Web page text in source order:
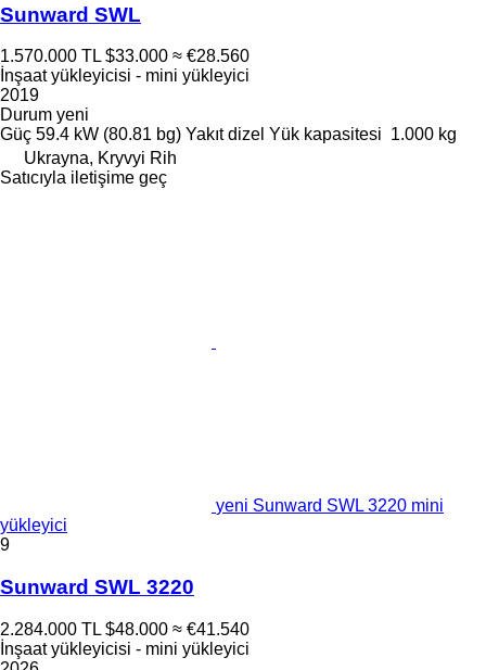
Sunward SWL
1.570.000 TL $33.000 ≈ €28.560
İnşaat yükleyicisi - mini yükleyici
2019
Durum yeni
Güç 59.4 kW (80.81 bg) Yakıt dizel Yük kapasitesi 1.000 kg
Ukrayna, Kryvyi Rih
Satıcıyla iletişime geç
yeni Sunward SWL 3220 mini
yükleyici
9
Sunward SWL 3220
2.284.000 TL $48.000 ≈ €41.540
İnşaat yükleyicisi - mini yükleyici